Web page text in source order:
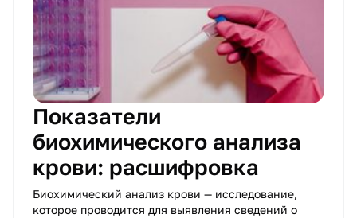
Показатели
биохимического анализа
крови: расшифровка
Биохимический анализ крови — исследование,
которое проводится для выявления сведений о